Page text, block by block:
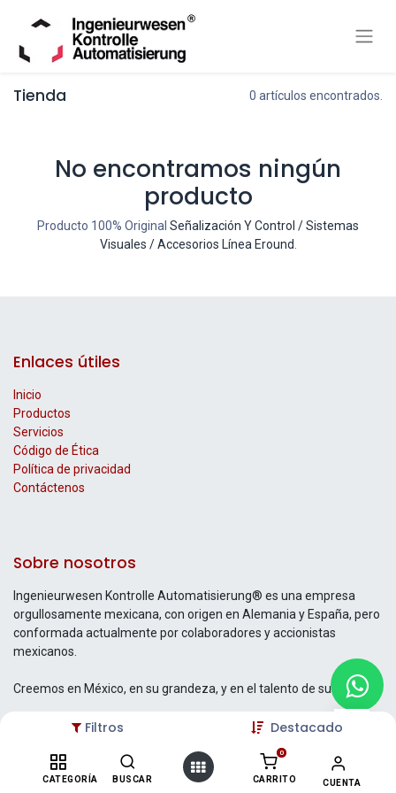
Filtros Destacado
CATEGORÍA BUSCAR
0
CARRITO CUENTA
Tienda 0 artículos encontrados.
No encontramos ningún
producto
Producto 100% Original Señalización Y Control / Sistemas
Visuales / Accesorios Línea Eround
Enlaces útiles
Inicio
Productos
Servicios
Código de Ética
Política de privacidad
Contáctenos
Sobre nosotros
Ingenieurwesen Kontrolle Automatisierung® es una empresa
orgullosamente mexicana, con origen en Alemania y España, pero
conformada actualmente por colaboradores y accionistas
mexicanos.
Creemos en México, en su grandeza, y en el talento de su gente.
Contáctenos